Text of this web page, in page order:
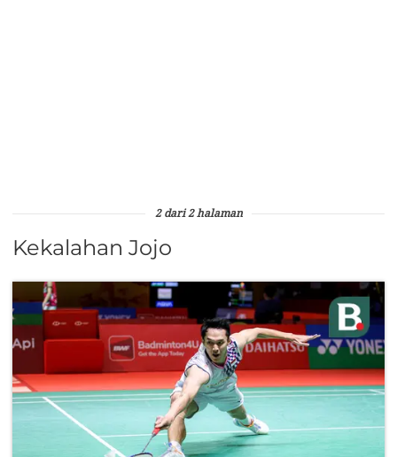
2 dari 2 halaman
Kekalahan Jojo